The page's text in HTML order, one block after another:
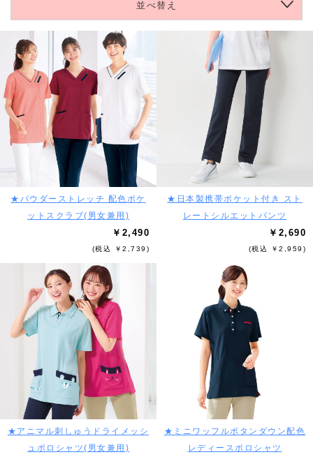
並べ替え
★パウダーストレッチ 配色ポケ
ットスクラブ(男女兼用)
￥2,490
(税込 ￥2,739)
★日本製携帯ポケット付き スト
レートシルエットパンツ
￥2,690
(税込 ￥2,959)
★アニマル刺しゅうドライメッシ
ュポロシャツ(男女兼用)
★ミニワッフルボタンダウン配色
レディースポロシャツ